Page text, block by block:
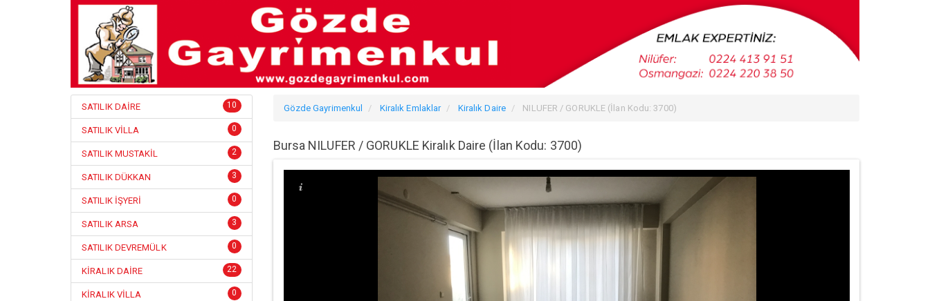
10
SATILIK DAİRE
0
SATILIK VİLLA
2
SATILIK MUSTAKİL
3
SATILIK DÜKKAN
0
SATILIK İŞYERİ
3
SATILIK ARSA
0
SATILIK DEVREMÜLK
22
KİRALIK DAİRE
0
KİRALIK VİLLA
Gözde Gayrimenkul Kiralık Emlaklar Kiralık Daire NILUFER / GORUKLE (İlan Kodu: 3700)
Bursa NILUFER / GORUKLE Kiralık Daire (İlan Kodu: 3700)